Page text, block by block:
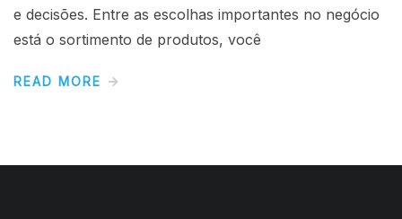
e decisões. Entre as escolhas importantes no negócio
está o sortimento de produtos, você
READ MORE